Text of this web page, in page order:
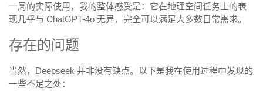
一周的实际使用，我的整体感受是：它在地理空间任务上的表
现几乎与 ChatGPT-4o 无异，完全可以满足大多数日常需求。
存在的问题
当然，Deepseek 并非没有缺点。以下是我在使用过程中发现的
一些不足之处：